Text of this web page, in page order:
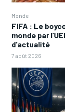
Monde
FIFA : Le
monde par
d’actualité
7 août 2026